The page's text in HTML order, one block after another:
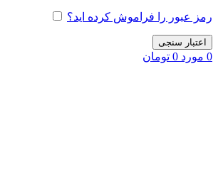
رمز عبور را فراموش کرده اید؟
اعتبار سنجی
0 مورد 0 تومان